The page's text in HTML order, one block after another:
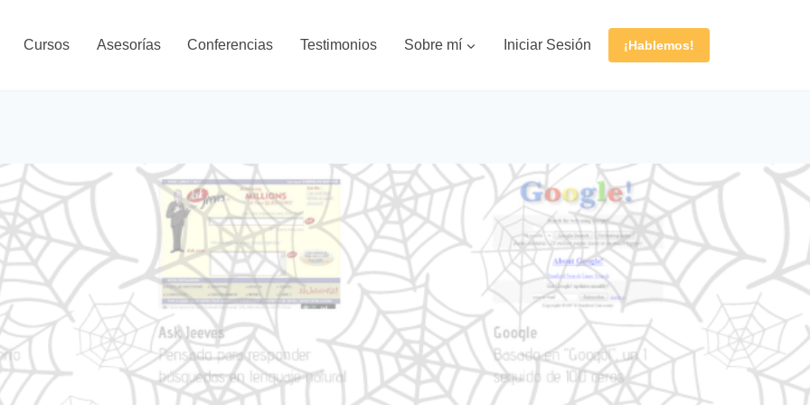
Cursos Asesorías Conferencias Testimonios Sobre mí Iniciar Sesión ¡Hablemos!